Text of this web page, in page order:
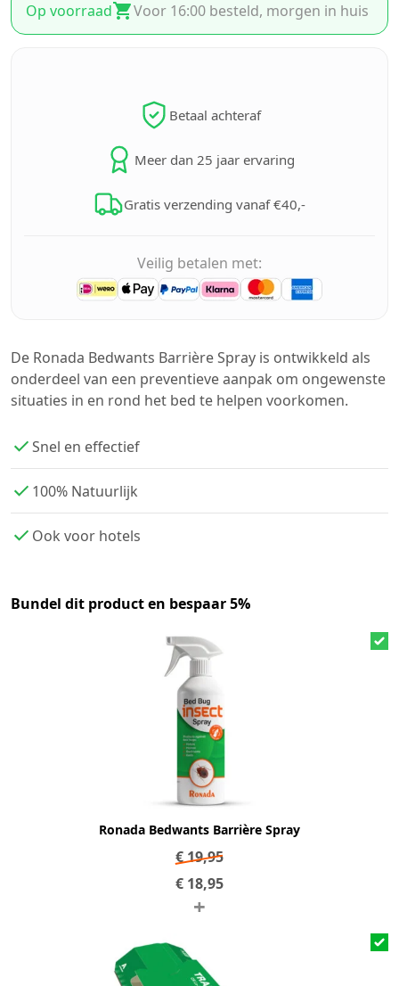
Op voorraad Voor 16:00 besteld, morgen in huis
Betaal achteraf
Meer dan 25 jaar ervaring
Gratis verzending vanaf €40,-
Veilig betalen met:
De Ronada Bedwants Barrière Spray is ontwikkeld als
onderdeel van een preventieve aanpak om ongewenste
situaties in en rond het bed te helpen voorkomen.
Snel en effectief
100% Natuurlijk
Ook voor hotels
Bundel dit product en bespaar 5%
Ronada Bedwants Barrière Spray
€19,95
€ 18,95
+